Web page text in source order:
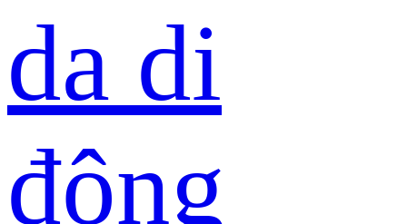
da di
động